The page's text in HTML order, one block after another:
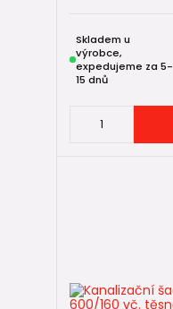
Skladem u
výrobce,
expedujeme za 5-
15 dnů